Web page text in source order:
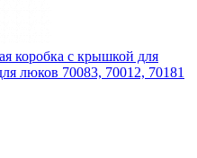
коробка с крышкой для
люков 70083, 70012, 70181